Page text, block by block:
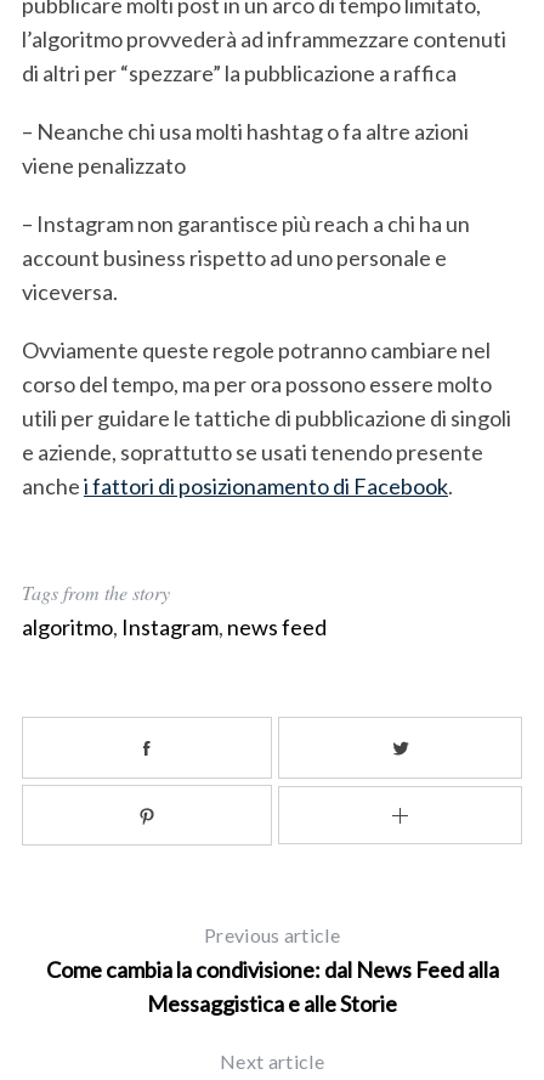
l’algoritmo provvederà ad inframmezzare contenuti
di altri per “spezzare” la pubblicazione a raffica
– Neanche chi usa molti hashtag o fa altre azioni
viene penalizzato
– Instagram non garantisce più reach a chi ha un
account business rispetto ad uno personale e
viceversa.
Ovviamente queste regole potranno cambiare nel
corso del tempo, ma per ora possono essere molto
utili per guidare le tattiche di pubblicazione di singoli
e aziende, soprattutto se usati tenendo presente
anchei fattori di posizionamento di Facebook.
Tags from the story
algoritmo, Instagram, news feed
Previous article
Come cambia la condivisione: dal News Feed alla
Messaggistica e alle Storie
Next article